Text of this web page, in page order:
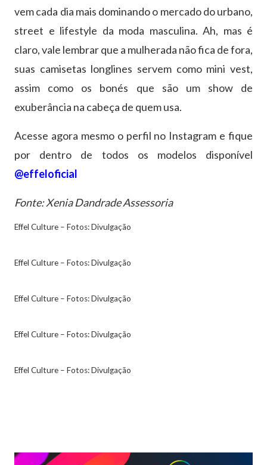
vem cada dia mais dominando o mercado do urbano,
street e lifestyle da moda masculina. Ah, mas é
claro, vale lembrar que a mulherada não fica de fora,
suas camisetas longlines servem como mini vest,
assim como os bonés que são um show de
exuberância na cabeça de quem usa.
Acesse agora mesmo o perfil no Instagram e fique
por dentro de todos os modelos disponível
@effeloficial
Fonte: Xenia Dandrade Assessoria
Effel Culture – Fotos: Divulgação
Effel Culture – Fotos: Divulgação
Effel Culture – Fotos: Divulgação
Effel Culture – Fotos: Divulgação
Effel Culture – Fotos: Divulgação